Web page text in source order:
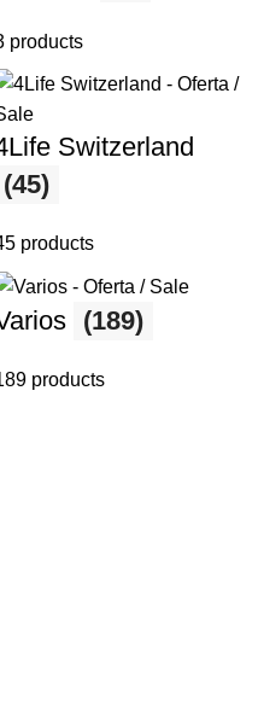
products
Switzerland
(45)
products
(189)
products